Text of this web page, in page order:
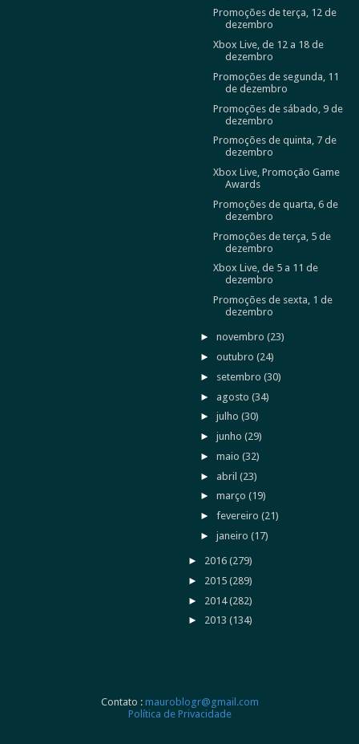
Promoções de terça, 12 de
dezembro
Xbox Live, de 12 a 18 de
dezembro
Promoções de segunda, 11
de dezembro
Promoções de sábado, 9 de
dezembro
Promoções de quinta, 7 de
dezembro
Xbox Live, Promoção Game
Awards
Promoções de quarta, 6 de
dezembro
Promoções de terça, 5 de
dezembro
Xbox Live, de 5 a 11 de
dezembro
Promoções de sexta, 1 de
dezembro
►novembro(23)
►outubro(24)
► setembro(30)
► agosto(34)
►julho(30)
►junho(29)
►maio(32)
► abril(23)
►março(19)
►fevereiro(21)
►janeiro(17)
► 2016 (279)
► 2015 (289)
► 2014(282)
► 2013 (134)
Contato : mauroblogr@gmail.com
Política de Privacidade